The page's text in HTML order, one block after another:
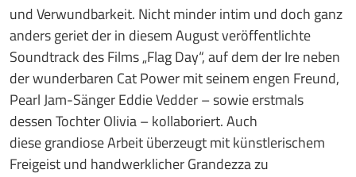
und Verwundbarkeit. Nicht minder intim und doch ganz
anders geriet der in diesem August veröffentlichte
Soundtrack des Films „Flag Day“, auf dem der Ire neben
der wunderbaren Cat Power mit seinem engen Freund,
Pearl Jam-Sänger Eddie Vedder – sowie erstmals
dessen Tochter Olivia – kollaboriert. Auch
diese grandiose Arbeit überzeugt mit künstlerischem
Freigeist und handwerklicher Grandezza zu